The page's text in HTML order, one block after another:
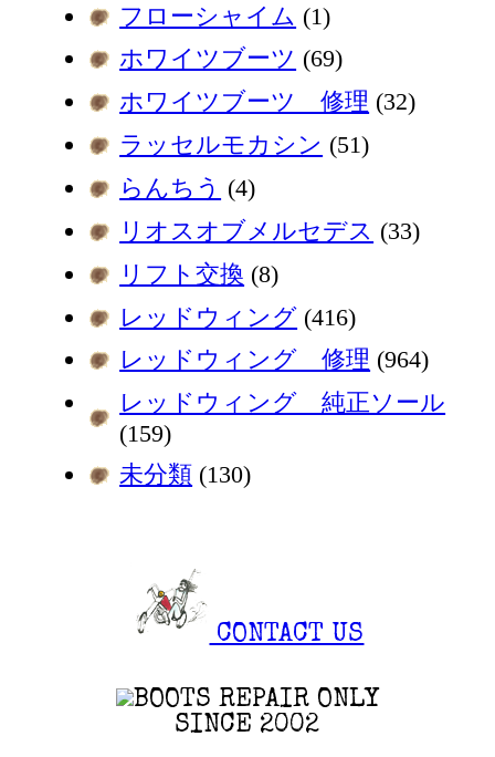
フローシャイム (1)
ホワイツブーツ (69)
ホワイツブーツ 修理 (32)
ラッセルモカシン (51)
らんちう (4)
リオスオブメルセデス (33)
リフト交換 (8)
レッドウィング (416)
レッドウィング 修理 (964)
レッドウィング 純正ソール
(159)
未分類 (130)
CONTACT US
SINCE 2002